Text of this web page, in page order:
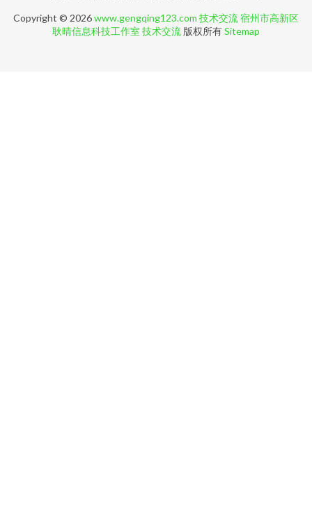
Copyright © 2026www.gengqing123.com 技术交流宿州市高新区
耿晴信息科技工作室 技术交流 版权所有Sitemap